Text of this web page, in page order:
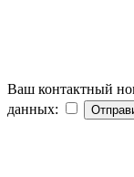
Ваш контактный
данных: